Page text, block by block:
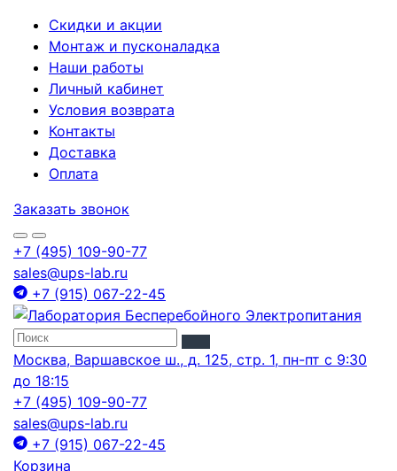
Скидки и акции
Монтаж и пусконаладка
Наши работы
Личный кабинет
Условия возврата
Контакты
Доставка
Оплата
Заказать звонок
+7 (495) 109-90-77
sales@ups-lab.ru
+7 (915) 067-22-45
Москва, Варшавское ш., д. 125, стр. 1, пн-пт с 9:30
до 18:15
+7 (495) 109-90-77
sales@ups-lab.ru
+7 (915) 067-22-45
Корзина